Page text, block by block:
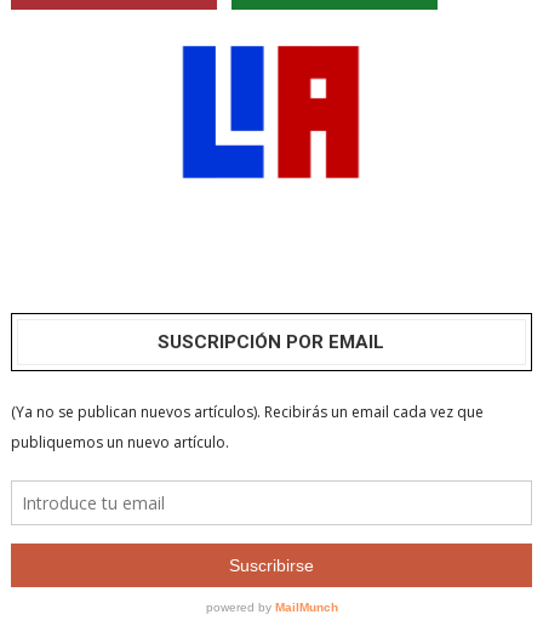
SUSCRIPCIÓN POR EMAIL